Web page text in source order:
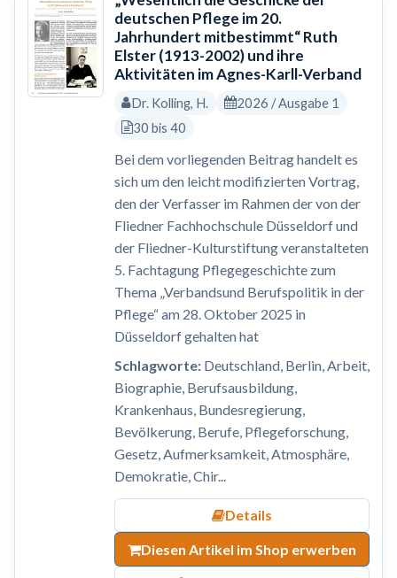
deutschen Pflege im 20.
Jahrhundert mitbestimmt“ Ruth
Elster (1913-2002) und ihre
Aktivitäten im Agnes-Karll-Verband
Dr. Kolling, H.
2026 / Ausgabe 1
30 bis 40
Bei dem vorliegenden Beitrag handelt es
sich um den leicht modifizierten Vortrag,
den der Verfasser im Rahmen der von der
Fliedner Fachhochschule Düsseldorf und
der Fliedner-Kulturstiftung veranstalteten
5. Fachtagung Pflegegeschichte zum
Thema „Verbandsund Berufspolitik in der
Pflege“ am 28. Oktober 2025 in
Düsseldorf gehalten hat
Schlagworte:Deutschland, Berlin, Arbeit,
Biographie, Berufsausbildung,
Krankenhaus, Bundesregierung,
Bevölkerung, Berufe, Pflegeforschung,
Gesetz, Aufmerksamkeit, Atmosphäre,
Demokratie, Chir...
Details
Diesen Artikel im Shop erwerben